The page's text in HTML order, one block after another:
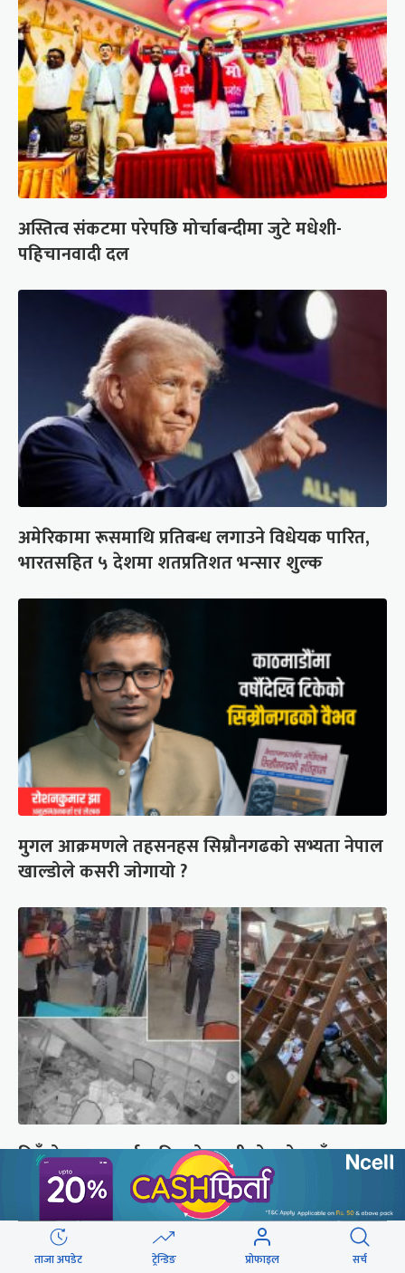
अस्तित्व संकटमा परेपछि मोर्चाबन्दीमा जुटे मधेशी-
पहिचानवादी दल
अमेरिकामा रूसमाथि प्रतिबन्ध लगाउने विधेयक पारित,
भारतसहित ५ देशमा शतप्रतिशत भन्सार शुल्क
मुगल आक्रमणले तहसनहस सिम्रौनगढको सभ्यता नेपाल
खाल्डोले कसरी जोगायो ?
दिउँसो डाक्टर, नर्स कुटिएको कालीकोटको पलाँता
अस्पतालमा राति फेरि आक्रमण
ताजा अपडेट ट्रेन्डिङ प्रोफाइल सर्च